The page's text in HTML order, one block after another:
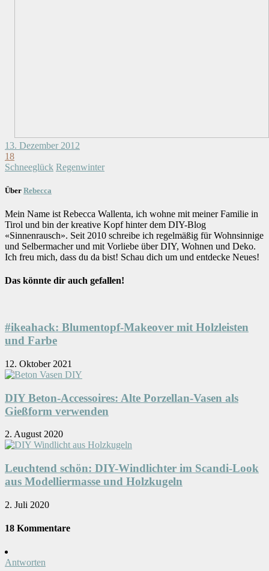
13. Dezember 2012
18
Schneeglück Regenwinter
Über Rebecca
Mein Name ist Rebecca Wallenta, ich wohne mit meiner Familie in
Tirol und bin der kreative Kopf hinter dem DIY-Blog
«Sinnenrausch». Seit 2010 schreibe ich regelmäßig für Wohnsinnige
und Selbermacher und mit Vorliebe über DIY, Wohnen und Deko.
Ich freu mich, dass du da bist! Schau dich um und entdecke Neues!
Das könnte dir auch gefallen!
#ikeahack: Blumentopf-Makeover mit Holzleisten
und Farbe
12. Oktober 2021
DIY Beton-Accessoires: Alte Porzellan-Vasen als
Gießform verwenden
2. August 2020
Leuchtend schön: DIY-Windlichter im Scandi-Look
aus Modelliermasse und Holzkugeln
2. Juli 2020
18 Kommentare
Antworten